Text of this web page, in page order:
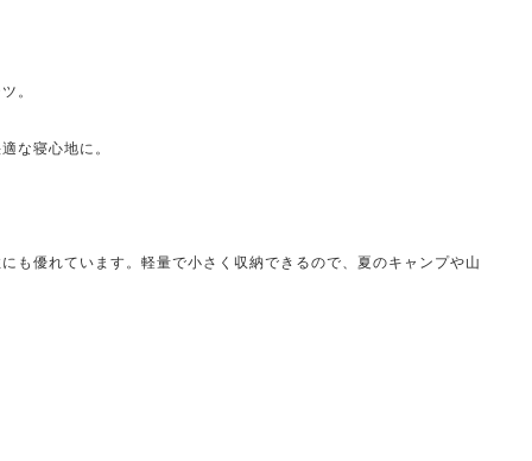
。
な寝心地に。
も優れています。軽量で小さく収納できるので、夏のキャンプや山